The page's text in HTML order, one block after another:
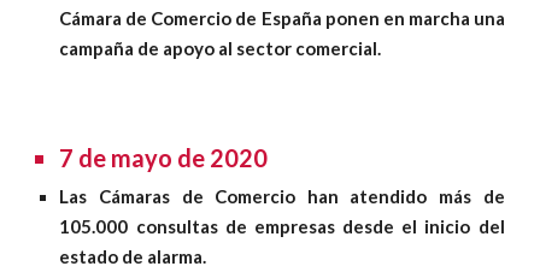
Cámara de Comercio de España ponen en marcha una
campaña de apoyo al sector comercial.
7 de mayo de 2020
Las Cámaras de Comercio han atendido más de
105.000 consultas de empresas desde el inicio del
estado de alarma.